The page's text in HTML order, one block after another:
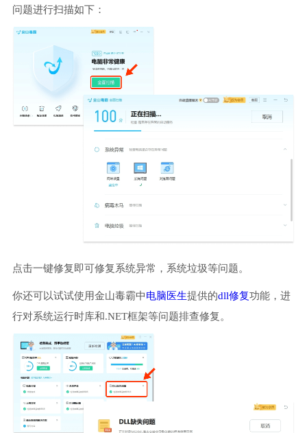
问题进行扫描如下：
点击一键修复即可修复系统异常，系统垃圾等问题。
你还可以试试使用金山毒霸中电脑医生提供的dll修复功能，进
行对系统运行时库和.NET框架等问题排查修复。